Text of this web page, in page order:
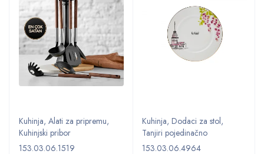
Kuhinja, Alati za pripremu,
Kuhinjski pribor
153.03.06.1519
Kuhinja, Dodaci za stol,
Tanjiri pojedinačno
153.03.06.4964